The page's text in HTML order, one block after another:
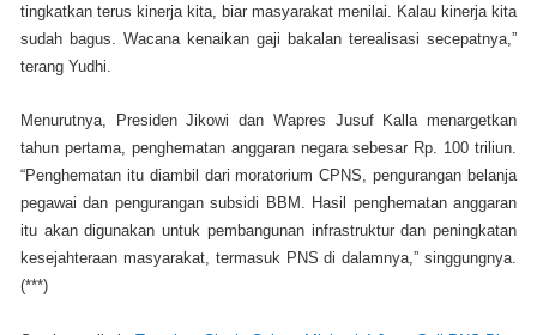
tingkatkan terus kinerja kita, biar masyarakat menilai. Kalau kinerja kita
sudah bagus. Wacana kenaikan gaji bakalan terealisasi secepatnya,”
terang Yudhi.
Menurutnya, Presiden Jikowi dan Wapres Jusuf Kalla menargetkan
tahun pertama, penghematan anggaran negara sebesar Rp. 100 triliun.
“Penghematan itu diambil dari moratorium CPNS, pengurangan belanja
pegawai dan pengurangan subsidi BBM. Hasil penghematan anggaran
itu akan digunakan untuk pembangunan infrastruktur dan peningkatan
kesejahteraan masyarakat, termasuk PNS di dalamnya,” singgungnya.
(***)